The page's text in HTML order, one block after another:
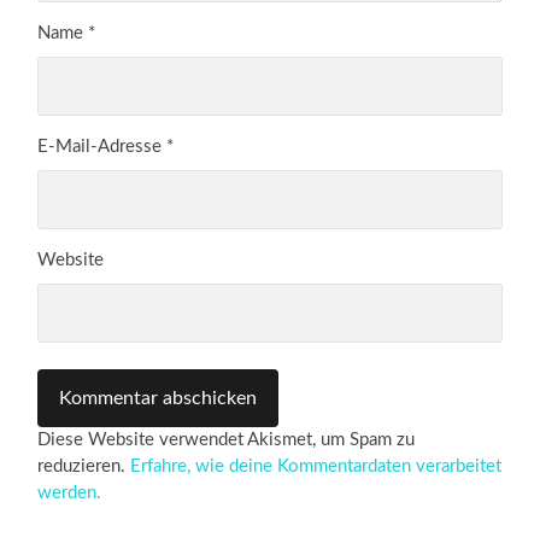
Name *
E-Mail-Adresse *
Website
Diese Website verwendet Akismet, um Spam zu
reduzieren. Erfahre, wie deine Kommentardaten verarbeitet
werden.